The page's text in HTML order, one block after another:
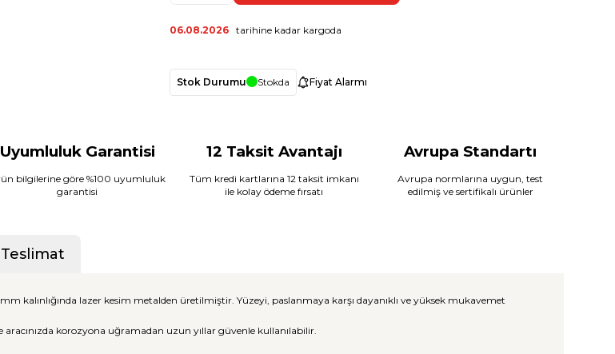
06.08.2026 tarihine kadar kargoda
Stok Durumu Stokda Fiyat Alarmı
Uyumluluk Garantisi
bilgilerine göre %100 uyumluluk
garantisi
12 Taksit Avantajı
Tüm kredi kartlarına 12 taksit imkanı
ile kolay ödeme fırsatı
Avrupa Standartı
Avrupa normlarına uygun, test
edilmiş ve sertifikalı ürünler
kalınlığında lazer kesim metalden üretilmiştir. Yüzeyi, paslanmaya karşı dayanıklı ve yüksek mukavemet
korozyona uğramadan uzun yıllar güvenle kullanılabilir.